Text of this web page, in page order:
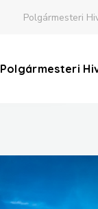
Polgármesteri
Polgármesteri